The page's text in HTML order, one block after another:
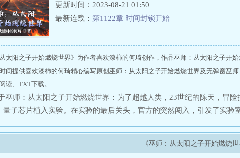
更新时间：2023-08-21 01:50
最新连载： 第1122章 时间封锁开始
从太阳之子开始燃烧世界》为作者喜欢漆柿的何琦创作，作品巫师：从太阳之子开
间提供喜欢漆柿的何琦精心编写原创巫师：从太阳之子开始燃烧世界及无弹窗巫
读、TXT下载。
巫师：从太阳之子开始燃烧世界：为了超越人类，23世纪的陈天，冒
量子芯片植入实验。在实验的最后关头，官方的突然闯入，引发了实验
的陈天，毫不犹豫的选择追逐力量与知识。在后世的记载中：掌握世间
阳之子，从一个微末的地方不断崛起，最终成为超越一切的存在。
《巫师：从太阳之子开始燃烧